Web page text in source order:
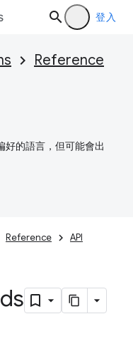
登入
Reference
好的語言，但可能會出
Reference API